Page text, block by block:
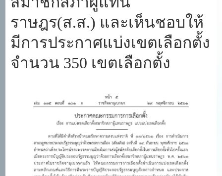
ราษฎร(ส.ส.) และเห็นชอบให้
มีการประกาศแบ่งเขตเลือกตั้ง
จำนวน 350 เขตเลือกตั้ง